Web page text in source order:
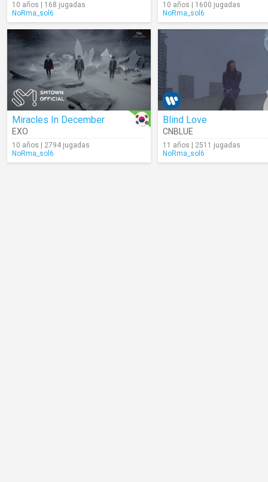
10 años | 168 jugadas
NoRma_sol6
10 años | 1600 jugadas
NoRma_sol6
Miracles In December
EXO
10 años | 2794 jugadas
NoRma_sol6
Blind Love
CNBLUE
11 años | 2511 jugadas
NoRma_sol6